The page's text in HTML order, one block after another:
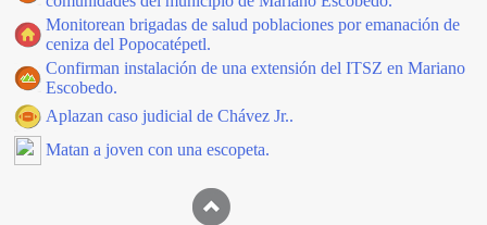
Monitorean brigadas de salud poblaciones por emanación de
ceniza del Popocatépetl.
Confirman instalación de una extensión del ITSZ en Mariano
Escobedo.
Aplazan caso judicial de Chávez Jr..
Matan a joven con una escopeta.